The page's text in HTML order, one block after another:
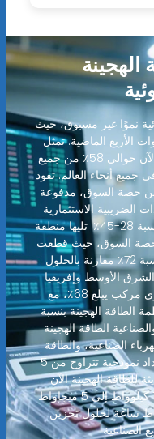
نموًا غير مسبوق، حيث
520٪ في السنوات الأربع الماضية. تمثل
أنظمة الطاقة الهجينة والكهروضوئية الآن حوالي 58٪ من جميع
جميع أنحاء العالم. تقود
وأوروبا بنسبة 60٪ من حصة السوق، مدفوعة
الضريبية الاستثمارية
التي تقلل التكاليف الإجمالية للنظام بنسبة 28-45٪. تليها منطقة
الهادئ بنسبة 42٪ من حصة السوق، حيث قطعت
التصاميم المعيارية أوقات التثبيت بنسبة 72٪ مقارنة بالحلول
الأوسط وإفريقيا
أسرع المناطق نموًا بمعدل نمو سنوي مركب يبلغ 68٪، مع
الطاقة الهجينة بنسبة
الطاقة الهجينة
الصناعية، والطاقة
الاحتياطية للطوارئ، مع فترات استرداد نموذجية تتراوح من 5
للطاقة الهجينة الآن
بأنظمة متكاملة بسعة تتراوح من 100 كيلوواط إلى 5 ميجاواط
كيلوواط ساعة لحلول تخزين